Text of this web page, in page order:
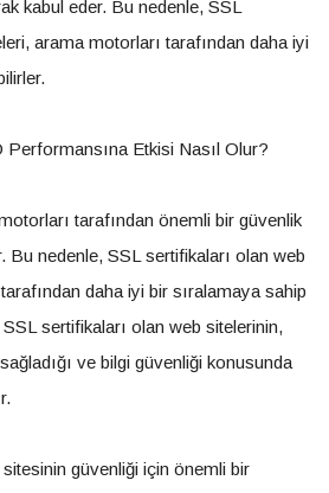
kabul eder. Bu nedenle, SSL
arama motorları tarafından daha iyi
Performansına Etkisi Nasıl Olur?
tarafından önemli bir güvenlik
Bu nedenle, SSL sertifikaları olan web
daha iyi bir sıralamaya sahip
sertifikaları olan web sitelerinin,
ve bilgi güvenliği konusunda
güvenliği için önemli bir